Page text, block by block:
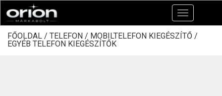
Toggle
navigation
FŐOLDAL / TELEFON / MOBILTELEFON KIEGÉSZÍTŐ /
EGYÉB TELEFON KIEGÉSZÍTŐK